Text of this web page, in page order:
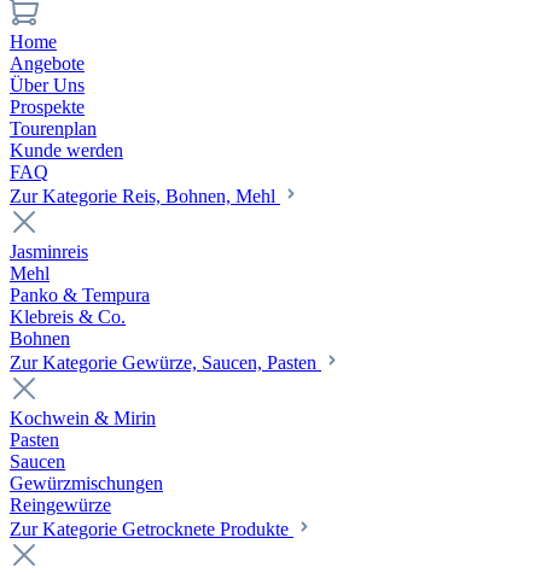
Home
Angebote
Über Uns
Prospekte
Tourenplan
Kunde werden
FAQ
Zur Kategorie Reis, Bohnen, Mehl
Jasminreis
Mehl
Panko & Tempura
Klebreis & Co.
Bohnen
Zur Kategorie Gewürze, Saucen, Pasten
Kochwein & Mirin
Pasten
Saucen
Gewürzmischungen
Reingewürze
Zur Kategorie Getrocknete Produkte